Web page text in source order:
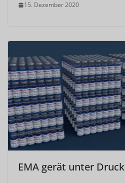
15. Dezember 2020
EMA gerät unter Druck